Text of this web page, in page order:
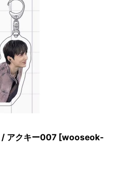
/ アクキー007 [wooseok-